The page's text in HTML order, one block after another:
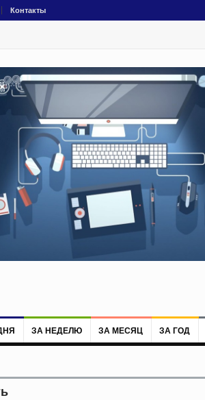
Контакты
ЗА НЕДЕЛЮ ЗА МЕСЯЦ ЗА ГОД